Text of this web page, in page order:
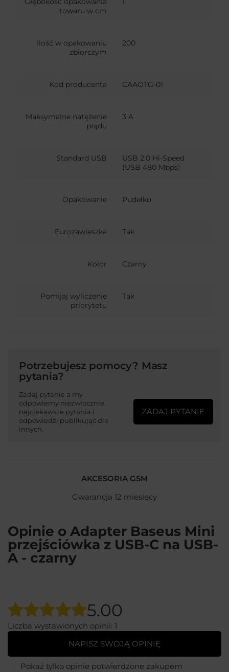
towaru w cm
Ilość w opakowaniu
zbiorczym
200
Kod producenta CAAOTG-01
Maksymalne natężenie
prądu
3 A
Standard USB
USB 2.0 Hi-Speed
(USB 480 Mbps)
Opakowanie Pudełko
Eurozawieszka Tak
Kolor Czarny
Pomijaj wyliczenie
priorytetu
Tak
Potrzebujesz pomocy? Masz
pytania?
Zadaj pytanie a my
odpowiemy niezwłocznie,
najciekawsze pytania i
odpowiedzi publikując dla
innych.
ZADAJ PYTANIE
AKCESORIA GSM
Gwarancja 12 miesięcy
Opinie o Adapter Baseus Mini
przejściówka z USB-C na USB-
A - czarny
5.00
Liczba wystawionych opinii: 1
NAPISZ SWOJĄ OPINIĘ
Pokaż tylko opinie potwierdzone zakupem